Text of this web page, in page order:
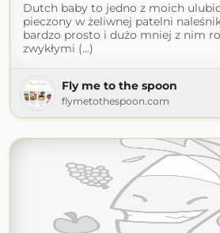
Dutch baby to jedno z moich
pieczony w żeliwnej patelni
bardzo prosto i dużo mniej z nim
zwykłymi (...)
Fly me to the spoon
flymetothespoon.com